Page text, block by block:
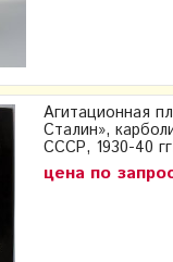
Агитационная
Сталин»,
СССР, 1930-40
цена по